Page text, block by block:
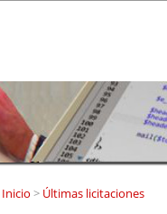
Inicio >Últimas licitaciones